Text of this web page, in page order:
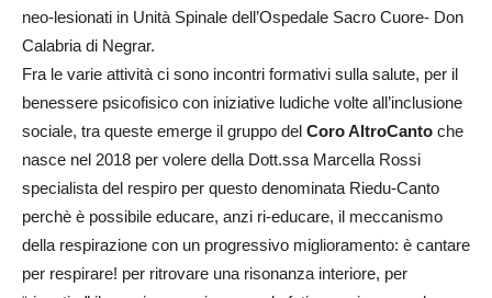
neo-lesionati in Unità Spinale dell’Ospedale Sacro Cuore- Don
Calabria di Negrar.
Fra le varie attività ci sono incontri formativi sulla salute, per il
benessere psicofisico con iniziative ludiche volte all’inclusione
sociale, tra queste emerge il gruppo del Coro AltroCanto che
nasce nel 2018 per volere della Dott.ssa Marcella Rossi
specialista del respiro per questo denominata Riedu-Canto
perchè è possibile educare, anzi ri-educare, il meccanismo
della respirazione con un progressivo miglioramento: è cantare
per respirare! per ritrovare una risonanza interiore, per